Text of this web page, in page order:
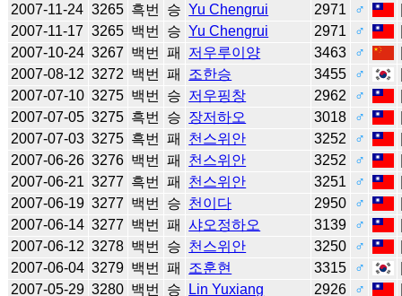
2007-11-24 3265 흑번 승 Yu Chengrui 2971 ♂
2007-11-17 3265 백번 승 Yu Chengrui 2971 ♂
2007-10-24 3267 백번 패 저우루이양 3463 ♂
2007-08-12 3272 백번 패 조한승 3455 ♂
2007-07-10 3275 백번 승 저우핑창 2962 ♂
2007-07-05 3275 흑번 승 장저하오 3018 ♂
2007-07-03 3275 흑번 패 천스위안 3252 ♂
2007-06-26 3276 백번 패 천스위안 3252 ♂
2007-06-21 3277 흑번 패 천스위안 3251 ♂
2007-06-19 3277 백번 승 천이다 2950 ♂
2007-06-14 3277 백번 패 샤오정하오 3139 ♂
2007-06-12 3278 백번 승 천스위안 3250 ♂
2007-06-04 3279 백번 패 조훈현 3315 ♂
2007-05-29 3280 백번 승 Lin Yuxiang 2926 ♂